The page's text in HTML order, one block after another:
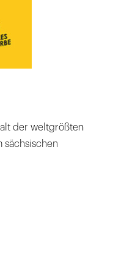
der weltgrößten
sächsischen